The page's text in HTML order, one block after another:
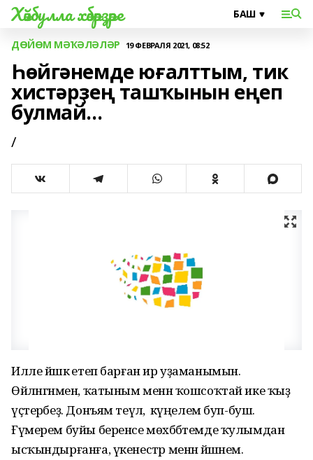
Хәйбулла хәбәрҙәре
ДӨЙӨМ МӘҠӘЛӘЛӘР 19 ФЕВРАЛЯ 2021, 08:52
Һөйгәнемде юғалттым, тик
хистәрҙең ташҡынын еңеп
булмай...
/
Илле йәшкә етеп барған ир уҙаманымын.
Өйләнгәнмен, ҡатыным менән ҡошсоҡтай ике ҡыҙ
үҫтерәбеҙ. Донъям теүәл, ә күңелем буп-буш.
Ғүмерем буйы беренсе мөхәббәтемде ҡулымдан
ысҡындырғанға, үкенестәр менән йәшәнем.